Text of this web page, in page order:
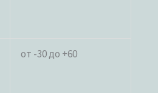
от -30 до +60